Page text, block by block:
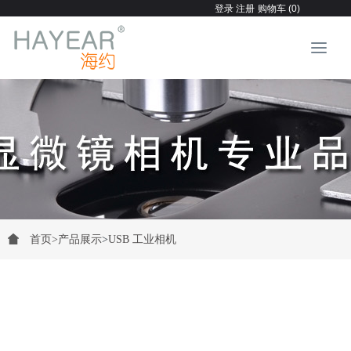
登录 注册 购物车 (0)
首页>产品展示>USB 工业相机